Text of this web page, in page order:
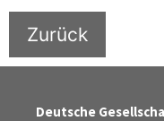
Zurück
Deutsche